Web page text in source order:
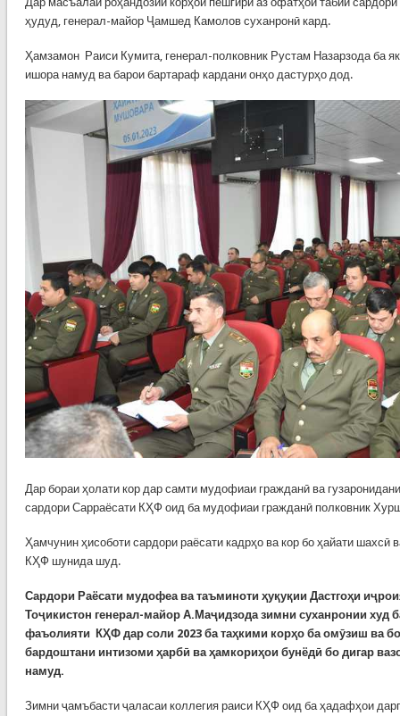
ҳудуд, генерал-майор Ҷамшед Камолов суханронӣ кард.
Ҳамзамон Раиси Кумита, генерал-полковник Рустам Назарзода ба
ишора намуд ва барои бартараф кардани онҳо дастурҳо дод.
Дар бораи ҳолати кор дар самти мудофиаи гражданӣ ва
сардори Сарраёсати КҲФ оид ба мудофиаи гражданӣ полковник
Ҳамчунин ҳисоботи сардори раёсати кадрҳо ва кор бо ҳайати шахсӣ
КҲФ шунида шуд.
Сардори Раёсати мудофеа ва таъминоти ҳуқуқии Дастгоҳи
Тоҷикистон генерал-майор А.Маҷидзода зимни суханронии худ
фаъолияти КҲФ дар соли 2023 ба таҳкими корҳо ба омӯзиш ва
бардоштани интизоми ҳарбӣ ва ҳамкориҳои бунёдӣ бо дигар
намуд.
Зимни ҷамъбасти ҷаласаи коллегия раиси КҲФ оид ба ҳадафҳои